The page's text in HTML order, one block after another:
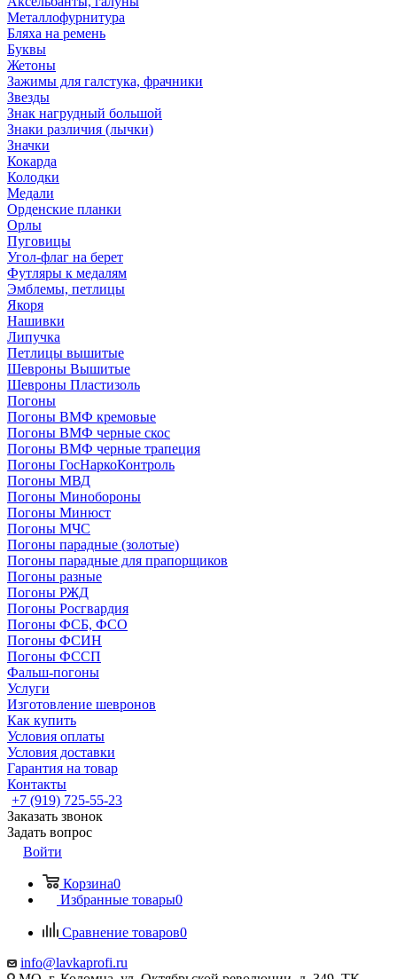
Металлофурнитура
Бляха на ремень
Буквы
Жетоны
Зажимы для галстука, фрачники
Звезды
Знак нагрудный большой
Знаки различия (лычки)
Значки
Кокарда
Колодки
Медали
Орденские планки
Орлы
Пуговицы
Угол-флаг на берет
Футляры к медалям
Эмблемы, петлицы
Якоря
Нашивки
Липучка
Петлицы вышитые
Шевроны Вышитые
Шевроны Пластизоль
Погоны
Погоны ВМФ кремовые
Погоны ВМФ черные скос
Погоны ВМФ черные трапеция
Погоны ГосНаркоКонтроль
Погоны МВД
Погоны Минобороны
Погоны Минюст
Погоны МЧС
Погоны парадные (золотые)
Погоны парадные для прапорщиков
Погоны разные
Погоны РЖД
Погоны Росгвардия
Погоны ФСБ, ФСО
Погоны ФСИН
Погоны ФССП
Фальш-погоны
Услуги
Изготовление шевронов
Как купить
Условия оплаты
Условия доставки
Гарантия на товар
Контакты
+7 (919) 725-55-23
Заказать звонок
Задать вопрос
Войти
Корзина0
Избранные товары0
Сравнение товаров0
info@lavkaprofi.ru